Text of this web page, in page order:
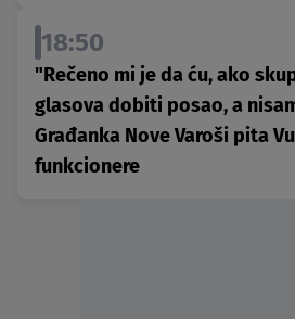
18:50
"Rečeno mi je da ću, ako
glasova dobiti posao, a
Građanka Nove Varoši pita
funkcionere